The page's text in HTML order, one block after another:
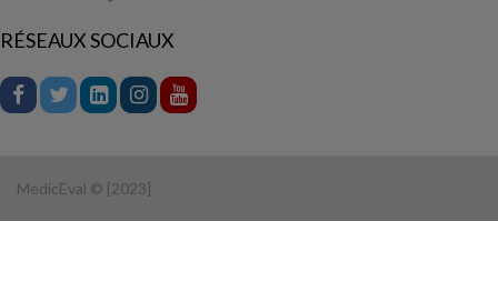
RÉSEAUX SOCIAUX
MedicEval © [2023]